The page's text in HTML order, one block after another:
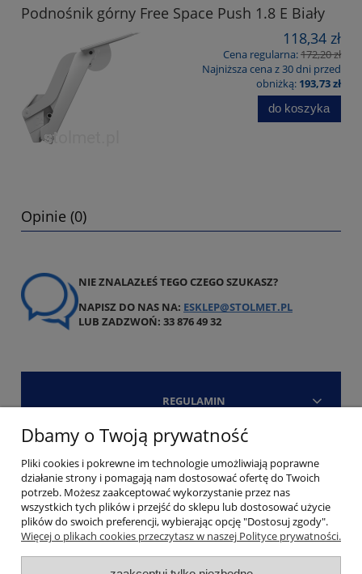
Podnośnik górny Free Space Push 1.8 E Biały
118,34 zł
Cena regularna:172,20 zł
Najniższa cena z 30 dni przed
obniżką: 193,73 zł
do koszyka
Opinie (0)
NIE ZNALAZŁEŚ TEGO CZEGO SZUKASZ?
NAPISZ DO NAS NA: ESKLEP@STOLMET.PL
LUB ZADZWOŃ: 33 876 49 32
REGULAMIN
Strefa klienta
Kontakt
Dbamy o Twoją prywatność
Pliki cookies i pokrewne im technologie umożliwiają poprawne
działanie strony i pomagają nam dostosować ofertę do Twoich
potrzeb. Możesz zaakceptować wykorzystanie przez nas
wszystkich tych plików i przejść do sklepu lub dostosować użycie
plików do swoich preferencji, wybierając opcję "Dostosuj zgody".
Więcej o plikach cookies przeczytasz w naszej Polityce prywatności.